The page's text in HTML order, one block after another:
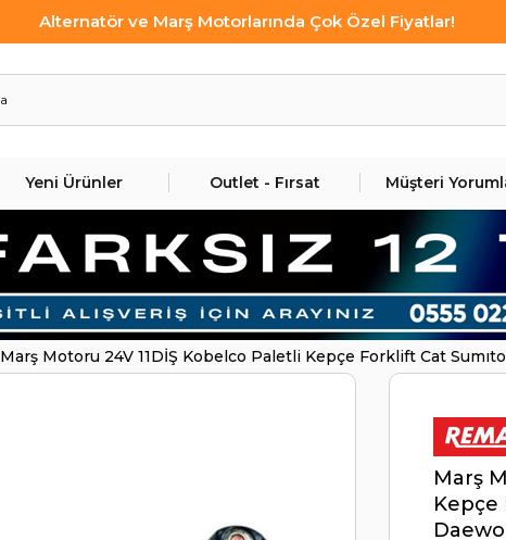
Alternatör ve Marş Motorlarında Çok Özel Fiyatlar!
Yeni Ürünler Outlet - Fırsat Müşteri
Marş Motoru 24V 11DİŞ Kobelco Paletli Kepçe Forklift Cat
Marş
Kepçe